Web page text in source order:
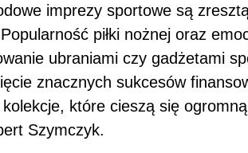
imprezy sportowe są
piłki nożnej oraz
ubraniami czy gadżetami
znacznych sukcesów
które cieszą się
Szymczyk.